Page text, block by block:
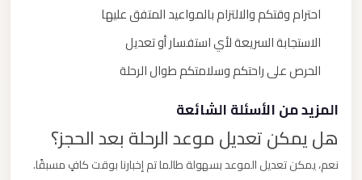
احترام وقتكم والالتزام بالمواعيد المتفق عليها
الاستجابة السريعة لأي استفسار أو تعديل
الحرص على راحتكم وسلامتكم طوال الرحلة
المزيد من الأسئلة الشائعة
هل يمكن تعديل موعد الرحلة بعد الحجز؟
نعم، يمكن تعديل الموعد بسهولة طالما تم إخبارنا بوقت كافٍ مسبقًا.